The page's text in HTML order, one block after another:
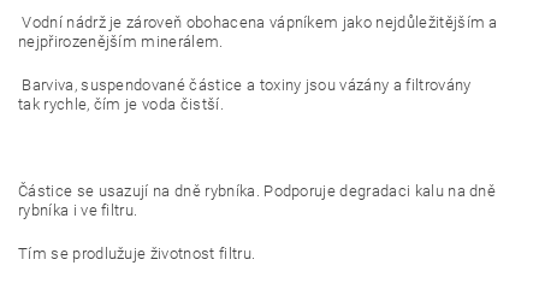
Vodní nádrž je zároveň obohacena vápníkem jako nejdůležitějším a
nejpřirozenějším minerálem.
Barviva, suspendované částice a toxiny jsou vázány a filtrovány
tak rychle, čím je voda čistší.
Částice se usazují na dně rybníka. Podporuje degradaci kalu na dně
rybníka i ve filtru.
Tím se prodlužuje životnost filtru.